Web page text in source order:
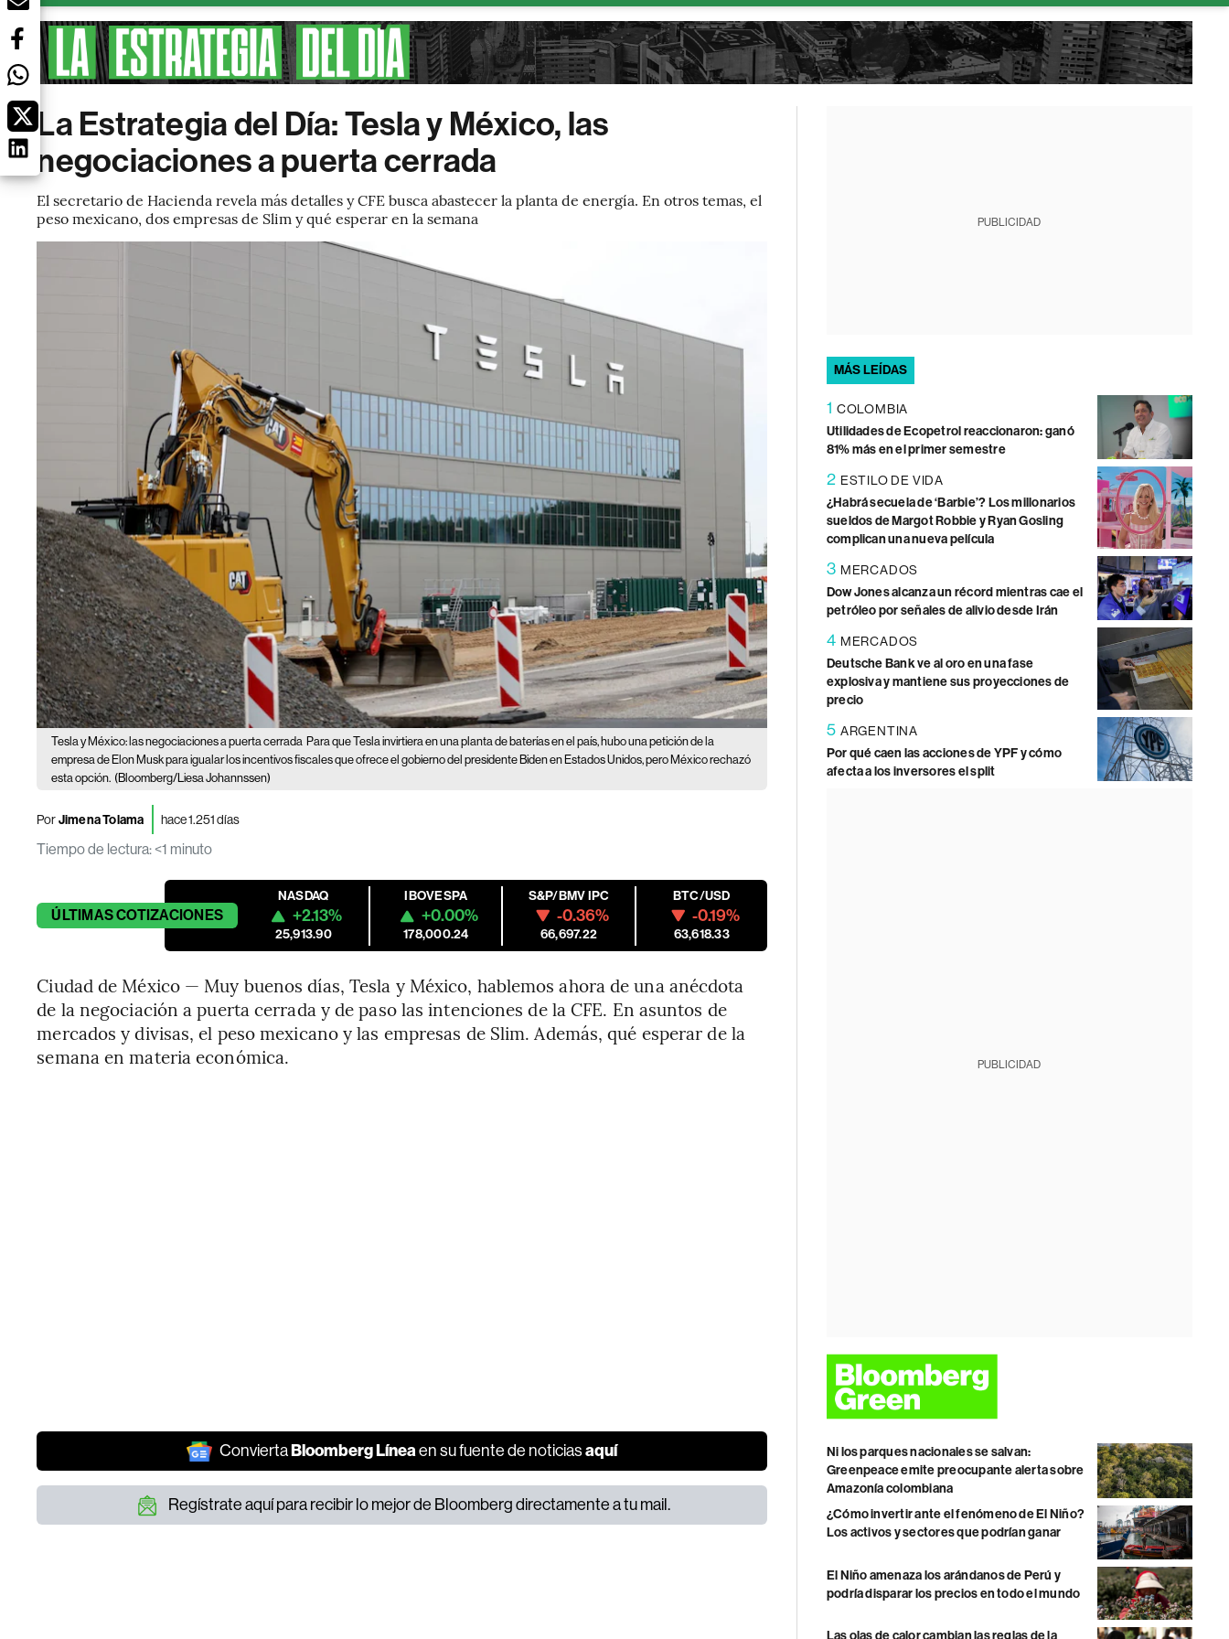
La Estrategia del Día: Tesla y México, las
negociaciones a puerta cerrada
El secretario de Hacienda revela más detalles y CFE busca abastecer la planta de energía. En otros temas, el
peso mexicano, dos empresas de Slim y qué esperar en la semana
Tesla y México: las negociaciones a puerta cerrada Para que Tesla invirtiera en una planta de baterías en el país, hubo una petición de la
empresa de Elon Musk para igualar los incentivos fiscales que ofrece el gobierno del presidente Biden en Estados Unidos, pero México rechazó
esta opción. (Bloomberg/Liesa Johannssen)
PorJimena Tolama hace 1.251 días
Tiempo de lectura:<1 minuto
ÚLTIMASCOTIZACIONES
NASDAQ
+2.13%
25,913.90
IBOVESPA
+0.00%
178,000.24
S&P/BMV IPC
-0.36%
66,697.22
BTC/USD
-0.19%
63,618.33
Ciudad de México — Muy buenos días, Tesla y México, hablemos ahora de una anécdota
de la negociación a puerta cerrada y de paso las intenciones de la CFE. En asuntos de
mercados y divisas, el peso mexicano y las empresas de Slim. Además, qué esperar de la
semana en materia económica.
ConviertaBloomberg Líneaen su fuente de noticiasaquí
Regístrate aquí para recibir lo mejor de Bloomberg directamente a tu mail.
PUBLICIDAD
MÁS LEÍDAS
1 COLOMBIA
Utilidades de Ecopetrol reaccionaron: ganó
81% más en el primer semestre
2 ESTILO DE VIDA
¿Habrá secuela de ‘Barbie’? Los millonarios
sueldos de Margot Robbie y Ryan Gosling
complican una nueva película
3 MERCADOS
Dow Jones alcanza un récord mientras cae el
petróleo por señales de alivio desde Irán
4 MERCADOS
Deutsche Bank ve al oro en una fase
explosiva y mantiene sus proyecciones de
precio
5 ARGENTINA
Por qué caen las acciones de YPF y cómo
afecta a los inversores el split
PUBLICIDAD
Ni los parques nacionales se salvan:
Greenpeace emite preocupante alerta sobre
Amazonía colombiana
¿Cómo invertir ante el fenómeno de El Niño?
Los activos y sectores que podrían ganar
El Niño amenaza los arándanos de Perú y
podría disparar los precios en todo el mundo